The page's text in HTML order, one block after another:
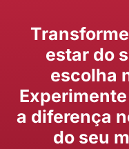
estar do
escolha
a diferença
do seu